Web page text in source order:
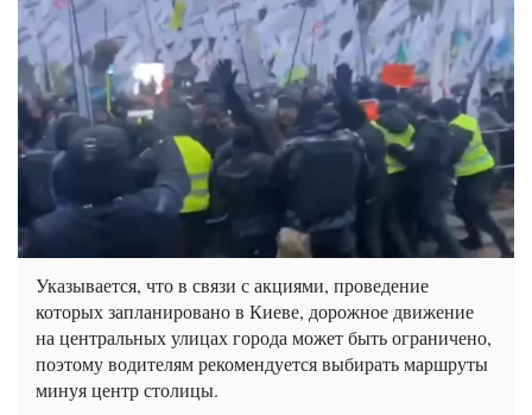
Указывается, что в связи с акциями, проведение
которых запланировано в Киеве, дорожное движение
на центральных улицах города может быть ограничено,
поэтому водителям рекомендуется выбирать маршруты
минуя центр столицы.